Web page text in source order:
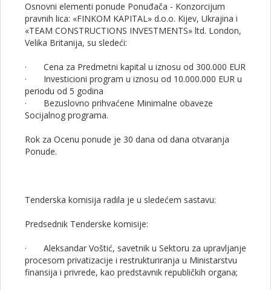
Osnovni elementi ponude Ponuđača - Konzorcijum
pravnih lica: «FINKOM KAPITAL» d.o.o. Kijev, Ukrajina i
«TEAM CONSTRUCTIONS INVESTMENTS» ltd. London,
Velika Britanija, su sledeći:
· Cena za Predmetni kapital u iznosu od 300.000 EUR
· Investicioni program u iznosu od 10.000.000 EUR u
periodu od 5 godina
· Bezuslovno prihvaćene Minimalne obaveze
Socijalnog programa.
Rok za Ocenu ponude je 30 dana od dana otvaranja
Ponude.
Tenderska komisija radila je u sledećem sastavu:
Predsednik Tenderske komisije:
· Aleksandar Voštić, savetnik u Sektoru za upravljanje
procesom privatizacije i restrukturiranja u Ministarstvu
finansija i privrede, kao predstavnik republičkih organa;